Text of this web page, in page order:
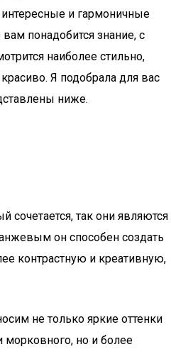
и гармоничные
понадобится знание, с
наиболее стильно,
Я подобрала для вас
ниже.
так они являются
он способен создать
контрастную и креативную,
не только яркие оттенки
морковного, но и более